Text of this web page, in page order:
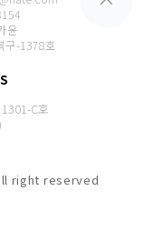
윤
구-1378호
C호
right reserved